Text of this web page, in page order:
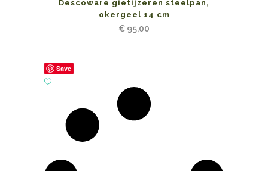
Descoware gietijzeren steelpan,
okergeel 14 cm
€ 95,00
Save